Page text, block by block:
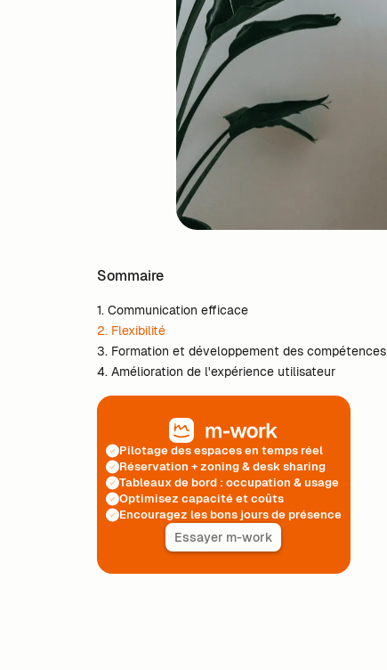
Sommaire
1. Communication efficace
2. Flexibilité
3. Formation et développement des compétences
4. Amélioration de l'expérience utilisateur
Pilotage des espaces en temps réel
Réservation + zoning & desk sharing
Tableaux de bord : occupation & usage
Optimisez capacité et coûts
Encouragez les bons jours de présence
Essayer m-work